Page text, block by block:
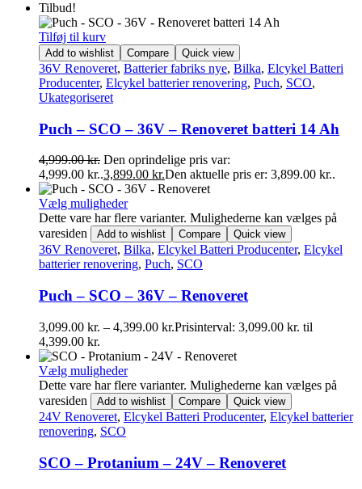
Tilbud!
Tilføj til kurv
Add to wishlist Compare Quick view
36V Renoveret, Batterier fabriks nye, Bilka, Elcykel Batteri
Producenter, Elcykel batterier renovering, Puch, SCO,
Ukategoriseret
Puch – SCO – 36V – Renoveret batteri 14 Ah
4,999.00kr. Den oprindelige pris var:
4,999.00 kr..3,899.00 kr.Den aktuelle pris er: 3,899.00 kr..
Vælg muligheder
Dette vare har flere varianter. Mulighederne kan vælges på
varesiden
Add to wishlist Compare Quick view
36V Renoveret, Bilka, Elcykel Batteri Producenter, Elcykel
batterier renovering, Puch, SCO
Puch – SCO – 36V – Renoveret
3,099.00 kr. – 4,399.00 kr.Prisinterval: 3,099.00 kr. til
4,399.00 kr.
Vælg muligheder
Dette vare har flere varianter. Mulighederne kan vælges på
varesiden
Add to wishlist Compare Quick view
24V Renoveret, Elcykel Batteri Producenter, Elcykel batterier
renovering, SCO
SCO – Protanium – 24V – Renoveret